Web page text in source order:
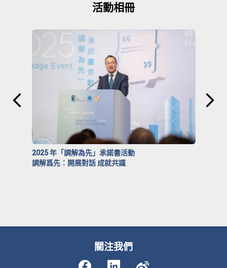
活動相冊
2025 年「調解為先」承諾書活動
調解爲先：開展對話 成就共識
關注我們